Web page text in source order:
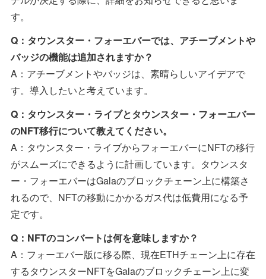
す。
Q：タウンスター・フォーエバーでは、アチーブメントや
バッジの機能は追加されますか？
A：アチーブメントやバッジは、素晴らしいアイデアで
す。導入したいと考えています。
Q：タウンスター・ライブとタウンスター・フォーエバー
のNFT移行について教えてください。
A：タウンスター・ライブからフォーエバーにNFTの移行
がスムーズにできるように計画しています。タウンスタ
ー・フォーエバーはGalaのブロックチェーン上に構築さ
れるので、NFTの移動にかかるガス代は低費用になる予
定です。
Q：NFTのコンバートは何を意味しますか？
A：フォーエバー版に移る際、現在ETHチェーン上に存在
するタウンスターNFTをGalaのブロックチェーン上に変